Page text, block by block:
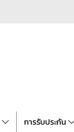
การรับประกัน